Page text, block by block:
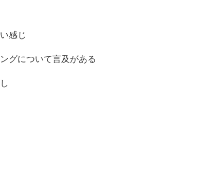
感じ
グについて言及がある